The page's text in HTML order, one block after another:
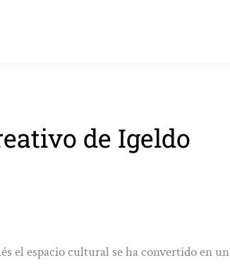
de Igeldo
el espacio cultural se ha convertido en un